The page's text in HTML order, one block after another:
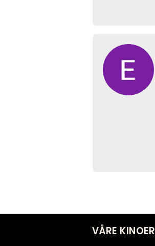
VÅRE KINOER